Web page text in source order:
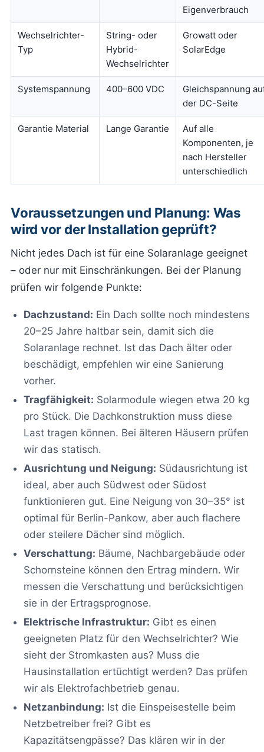
Eigenverbrauch
Wechselrichter-
Typ
String- oder
Hybrid-
Wechselrichter
Growatt oder
SolarEdge
Systemspannung 400–600 VDC
Gleichspannung
der DC-Seite
Garantie Material Lange Garantie
Auf alle
Komponenten, je
nach Hersteller
unterschiedlich
Voraussetzungen und Planung: Was
wird vor der Installation geprüft?
Nicht jedes Dach ist für eine Solaranlage geeignet
– oder nur mit Einschränkungen. Bei der Planung
prüfen wir folgende Punkte:
Dachzustand: Ein Dach sollte noch mindestens
20–25 Jahre haltbar sein, damit sich die
Solaranlage rechnet. Ist das Dach älter oder
beschädigt, empfehlen wir eine Sanierung
vorher.
Tragfähigkeit: Solarmodule wiegen etwa 20 kg
pro Stück. Die Dachkonstruktion muss diese
Last tragen können. Bei älteren Häusern prüfen
wir das statisch.
Ausrichtung und Neigung: Südausrichtung ist
ideal, aber auch Südwest oder Südost
funktionieren gut. Eine Neigung von 30–35° ist
optimal für Berlin-Pankow, aber auch flachere
oder steilere Dächer sind möglich.
Verschattung: Bäume, Nachbargebäude oder
Schornsteine können den Ertrag mindern. Wir
messen die Verschattung und berücksichtigen
sie in der Ertragsprognose.
Elektrische Infrastruktur: Gibt es einen
geeigneten Platz für den Wechselrichter? Wie
sieht der Stromkasten aus? Muss die
Hausinstallation ertüchtigt werden? Das prüfen
wir als Elektrofachbetrieb genau.
Netzanbindung: Ist die Einspeisestelle beim
Netzbetreiber frei? Gibt es
Kapazitätsengpässe? Das klären wir in der